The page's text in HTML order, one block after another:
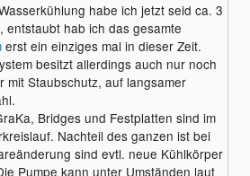
habe ich jetzt seid ca. 3
entstaubt hab ich das gesamte
erst ein einziges mal in dieser Zeit.
besitzt allerdings auch nur noch
mit Staubschutz, auf langsamer
Bridges und Festplatten sind im
Nachteil des ganzen ist bei
sind evtl. neue Kühlkörper
Pumpe kann unter Umständen laut